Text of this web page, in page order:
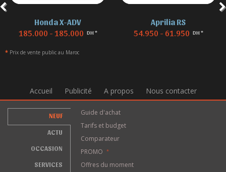
Aprilia RS
54.950 - 61.950 DH *
BMW F 850
155.000 - 155.000
* Prix de vente public au Maroc
Accueil Publicité A propos Nous contacter
NEUF
ACTU
OCCASION
SERVICES
Guide d'achat
Tarifs et budget
Comparateur
PROMO
*
Offres du moment